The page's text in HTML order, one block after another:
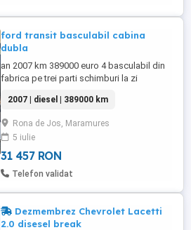
ford transit basculabil cabina
dubla
an 2007 km 389000 euro 4 basculabil din
fabrica pe trei parti schimburi la zi
fără erori în bord perfect funcțional info
2007 | diesel | 389000 km
Rona de Jos, Maramures
5 iulie
31 457 RON
Telefon validat
Dezmembrez Chevrolet Lacetti
2.0 disesel break